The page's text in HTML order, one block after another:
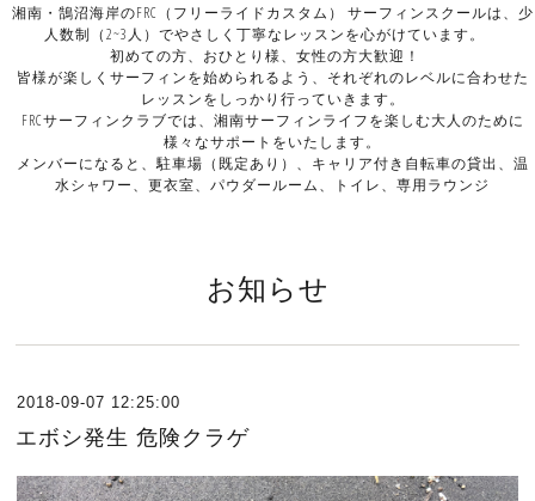
湘南・鵠沼海岸のFRC（フリーライドカスタム） サーフィンスクールは、少
人数制（2~3人）でやさしく丁寧なレッスンを心がけています。
初めての方、おひとり様、女性の方大歓迎！
皆様が楽しくサーフィンを始められるよう、それぞれのレベルに合わせた
レッスンをしっかり行っていきます。
FRCサーフィンクラブでは、湘南サーフィンライフを楽しむ大人のために
様々なサポートをいたします。
メンバーになると、駐車場（既定あり）、キャリア付き自転車の貸出、温
水シャワー、更衣室、パウダールーム、トイレ、専用ラウンジ
お知らせ
2018-09-07 12:25:00
エボシ発生 危険クラゲ